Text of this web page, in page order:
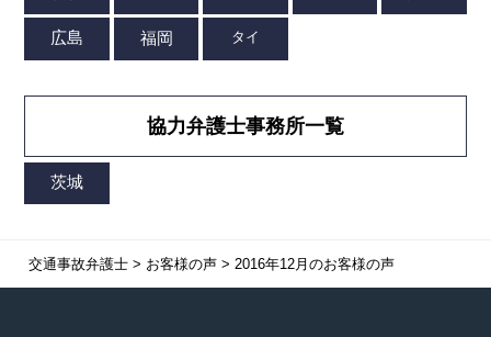
協力弁護士事務所一覧
交通事故弁護士> お客様の声> 2016年12月のお客様の声